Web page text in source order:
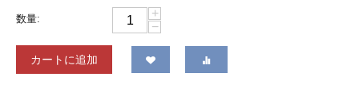
数量:
+
−
カートに追加